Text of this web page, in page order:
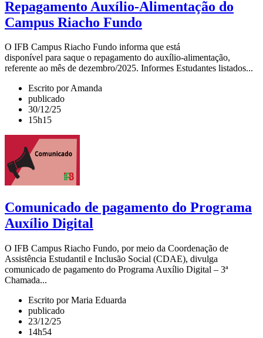
Repagamento Auxílio-Alimentação do
Campus Riacho Fundo
O IFB Campus Riacho Fundo informa que está
disponível para saque o repagamento do auxílio-alimentação,
referente ao mês de dezembro/2025. Informes Estudantes listados...
Escrito por Amanda
publicado
30/12/25
15h15
Comunicado de pagamento do Programa
Auxílio Digital
O IFB Campus Riacho Fundo, por meio da Coordenação de
Assistência Estudantil e Inclusão Social (CDAE), divulga
comunicado de pagamento do Programa Auxílio Digital – 3ª
Chamada...
Escrito por Maria Eduarda
publicado
23/12/25
14h54